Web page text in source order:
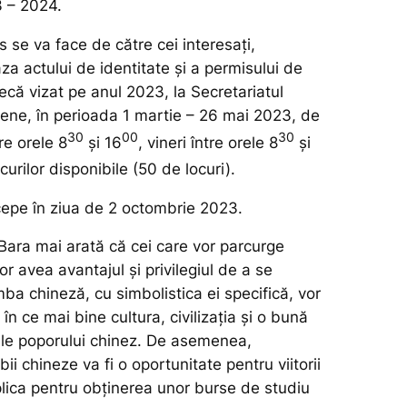
– 2024.
se va face de către cei interesați,
actului de identitate și a permisului de
vizat pe anul 2023, la Secretariatul
în perioada 1 martie – 26 mai 2023, de
orele 830 și 1600, vineri între orele 830 și
disponibile (50 de locuri).
în ziua de 2 octombrie 2023.
mai arată că cei care vor parcurge
avea avantajul și privilegiul de a se
chineză, cu simbolistica ei specifică, vor
ce mai bine cultura, civilizația și o bună
poporului chinez. De asemenea,
chineze va fi o oportunitate pentru viitorii
pentru obținerea unor burse de studiu